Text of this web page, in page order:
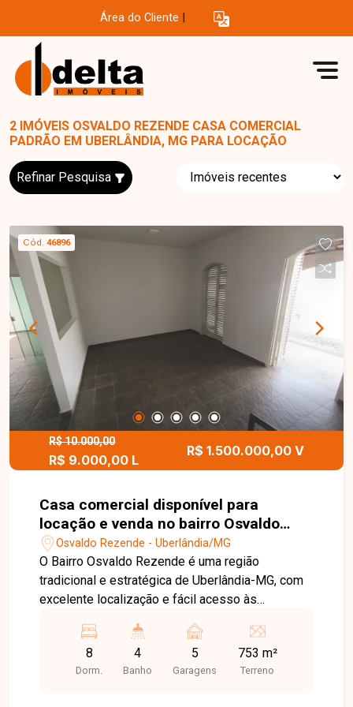
Área do Cliente
2 IMÓVEIS OSVALDO REZENDE CASA COMERCIAL
PADRÃO EM UBERLÂNDIA, MG PARA LOCAÇÃO
Refinar Pesquisa
Cód. 46896
R$ 10.000,00
R$ 9.000,00 L
R$ 1.500.000,00 V
Casa comercial disponível para
locação e venda no bairro Osvaldo
Rezende em Uberlândia MG.
Osvaldo Rezende - Uberlândia/MG
O Bairro Osvaldo Rezende é uma região
tradicional e estratégica de Uberlândia-MG, com
excelente localização e fácil acesso às
infraestrutura completa, grande variedade de
comércios, serviços essenciais e praticidade no
dia a dia, sendo ideal tanto para moradia quanto
8
Dorm.
4
Banho
5
Garagens
753 m²
Terreno